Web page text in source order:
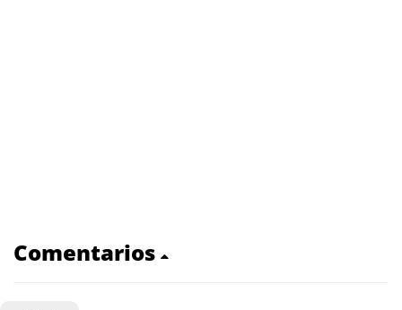
Comentarios